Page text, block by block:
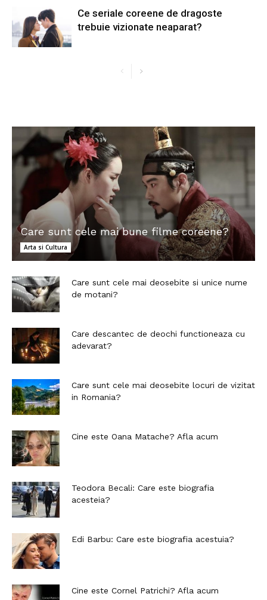
Ce seriale coreene de dragoste
trebuie vizionate neaparat?
Care sunt cele mai bune filme coreene?
Arta si Cultura
Care sunt cele mai deosebite si unice nume
de motani?
Care descantec de deochi functioneaza cu
adevarat?
Care sunt cele mai deosebite locuri de vizitat
in Romania?
Cine este Oana Matache? Afla acum
Teodora Becali: Care este biografia
acesteia?
Edi Barbu: Care este biografia acestuia?
Cine este Cornel Patrichi? Afla acum